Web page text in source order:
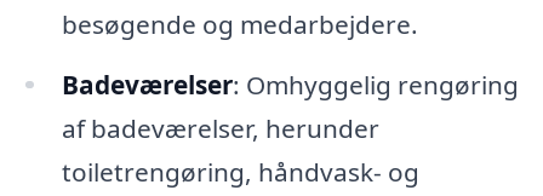
besøgende og medarbejdere.
Badeværelser: Omhyggelig rengøring
af badeværelser, herunder
toiletrengøring, håndvask- og